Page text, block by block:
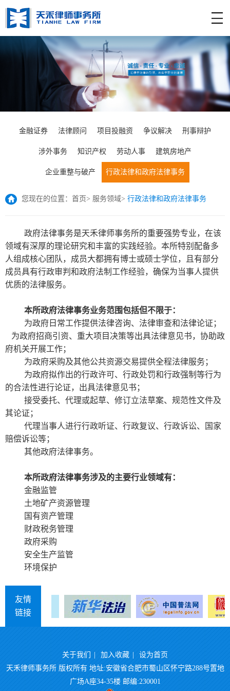
金融证券 法律顾问 项目投融资 争议解决 刑事辩护
涉外事务 知识产权 劳动人事 建筑房地产
企业重整与破产 行政法律和政府法律事务
您现在的位置： 首页> 服务领域> 行政法律和政府法律事务
政府法律事务是天禾律师事务所的重要强势专业，在该
领域有深厚的理论研究和丰富的实践经验。本所特别配备多
人组成核心团队，成员大都拥有博士或硕士学位，且有部分
成员具有行政审判和政府法制工作经验，确保为当事人提供
优质的法律服务。
本所政府法律事务业务范围包括但不限于：
为政府日常工作提供法律咨询、法律审查和法律论证；
为政府招商引资、重大项目决策等出具法律意见书，协助政
府机关开展工作；
为政府采购及其他公共资源交易提供全程法律服务；
为政府拟作出的行政许可、行政处罚和行政强制等行为
的合法性进行论证，出具法律意见书；
接受委托、代理或起草、修订立法草案、规范性文件及
其论证；
代理当事人进行行政听证、行政复议、行政诉讼、国家
赔偿诉讼等；
其他政府法律事务。
本所政府法律事务涉及的主要行业领域有：
金融监管
土地矿产资源管理
国有资产管理
财政税务管理
政府采购
安全生产监管
环境保护
友情
链接
关于我们 | 加入收藏 |
设为首页
天禾律师事务所 版权所有 地址:安徽省合肥市蜀山区怀宁路288号置地
广场A座34-35楼 邮编:230001